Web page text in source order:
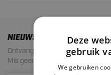
NIEUWSBRIEF
Ontvang de laatste
Mis geen enkele actie meer.
Deze
gebruik
We gebruiken